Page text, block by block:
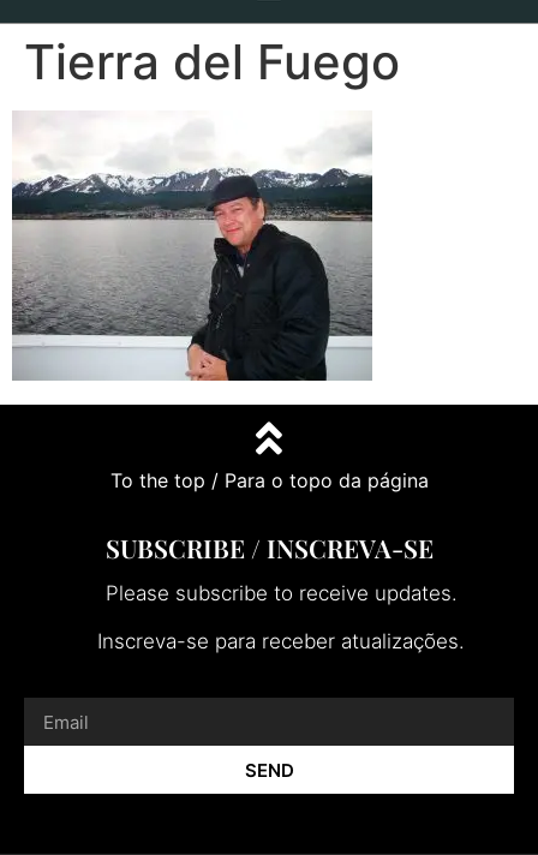
Tierra del Fuego
To the top / Para o topo da página
SUBSCRIBE / INSCREVA-SE
Please subscribe to receive updates.
Inscreva-se para receber atualizações.
SEND